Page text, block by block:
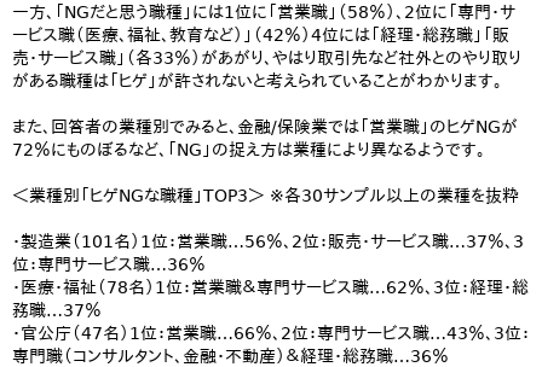
一方、「NGだと思う職種」には1位に「営業職」（58％）、2位に「専門・サ
ービス職（医療、福祉、教育など）」（42％）4位には「経理・総務職」「販
売・サービス職」（各33％）があがり、やはり取引先など社外とのやり取り
がある職種は「ヒゲ」が許されないと考えられていることがわかります。
また、回答者の業種別でみると、金融/保険業では「営業職」のヒゲNGが
72％にものぼるなど、「NG」の捉え方は業種により異なるようです。
＜業種別「ヒゲNGな職種」TOP3＞ ※各30サンプル以上の業種を抜粋
・製造業（101名）1位：営業職…56％、2位：販売・サービス職…37％、3
位：専門サービス職…36％
・医療・福祉（78名）1位：営業職＆専門サービス職…62％、3位：経理・総
務職…37％
・官公庁（47名）1位：営業職…66％、2位：専門サービス職…43％、3位：
専門職（コンサルタント、金融・不動産）＆経理・総務職…36％